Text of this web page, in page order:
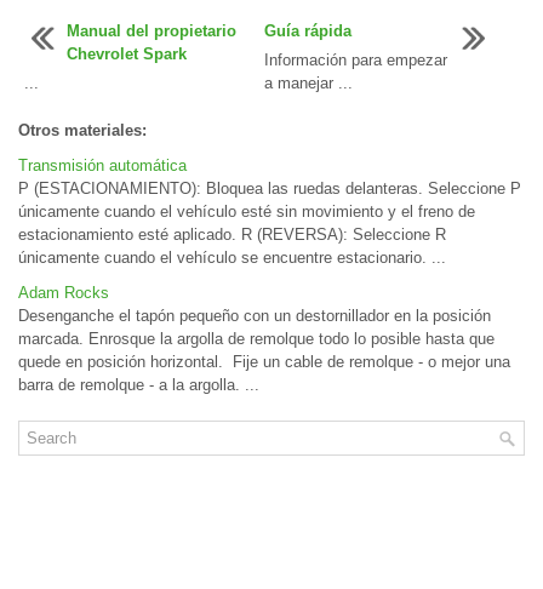
Manual del propietario
Chevrolet Spark
...
Guía rápida
Información para empezar
a manejar ...
Otros materiales:
Transmisión automática
P (ESTACIONAMIENTO): Bloquea las ruedas delanteras. Seleccione P
únicamente cuando el vehículo esté sin movimiento y el freno de
estacionamiento esté aplicado. R (REVERSA): Seleccione R
únicamente cuando el vehículo se encuentre estacionario. ...
Adam Rocks
Desenganche el tapón pequeño con un destornillador en la posición
marcada. Enrosque la argolla de remolque todo lo posible hasta que
quede en posición horizontal. Fije un cable de remolque - o mejor una
barra de remolque - a la argolla. ...